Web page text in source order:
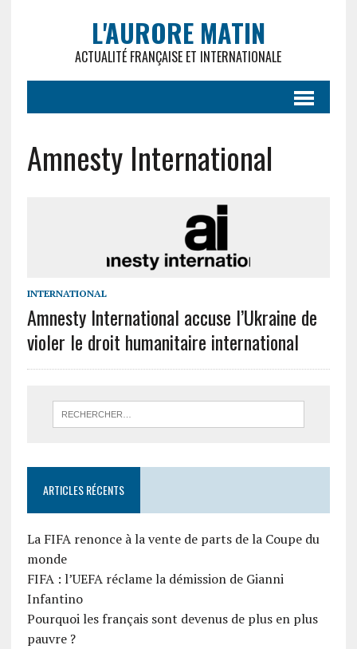
L'AURORE MATIN
ACTUALITÉ FRANÇAISE ET INTERNATIONALE
Amnesty International
INTERNATIONAL
Amnesty International accuse l’Ukraine de
violer le droit humanitaire international
ARTICLES RÉCENTS
La FIFA renonce à la vente de parts de la Coupe du
monde
FIFA : l’UEFA réclame la démission de Gianni
Infantino
Pourquoi les français sont devenus de plus en plus
pauvre ?